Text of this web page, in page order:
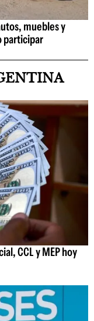
muebles y
participar
CCL y MEP hoy